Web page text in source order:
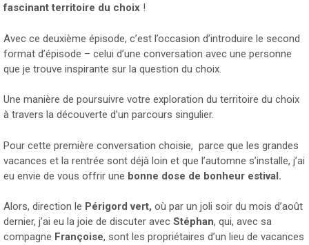
fascinant territoire du choix !
Avec ce deuxième épisode, c’est l’occasion d’introduire le second
format d’épisode – celui d’une conversation avec une personne
que je trouve inspirante sur la question du choix.
Une manière de poursuivre votre exploration du territoire du choix
à travers la découverte d’un parcours singulier.
Pour cette première conversation choisie, parce que les grandes
vacances et la rentrée sont déjà loin et que l’automne s’installe, j’ai
eu envie de vous offrir une bonne dose de bonheur estival.
Alors, direction le Périgord vert, où par un joli soir du mois d’août
dernier, j’ai eu la joie de discuter avec Stéphan, qui, avec sa
compagne Françoise, sont les propriétaires d’un lieu de vacances